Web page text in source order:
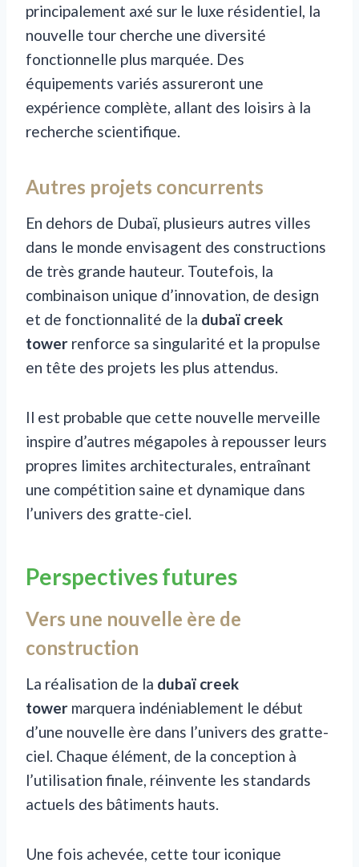
principalement axé sur le luxe résidentiel, la
nouvelle tour cherche une diversité
fonctionnelle plus marquée. Des
équipements variés assureront une
expérience complète, allant des loisirs à la
recherche scientifique.
Autres projets concurrents
En dehors de Dubaï, plusieurs autres villes
dans le monde envisagent des constructions
de très grande hauteur. Toutefois, la
combinaison unique d’innovation, de design
et de fonctionnalité de la dubaï creek
tower renforce sa singularité et la propulse
en tête des projets les plus attendus.
Il est probable que cette nouvelle merveille
inspire d’autres mégapoles à repousser leurs
propres limites architecturales, entraînant
une compétition saine et dynamique dans
l’univers des gratte-ciel.
Perspectives futures
Vers une nouvelle ère de
construction
La réalisation de la dubaï creek
tower marquera indéniablement le début
d’une nouvelle ère dans l’univers des gratte-
ciel. Chaque élément, de la conception à
l’utilisation finale, réinvente les standards
actuels des bâtiments hauts.
Une fois achevée, cette tour iconique